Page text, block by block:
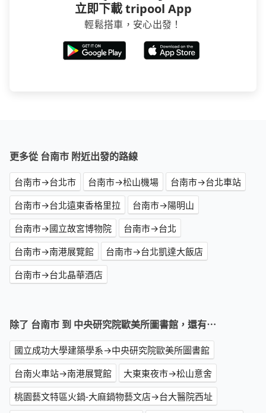
立即下載 tripool App
輕鬆搭車，安心出發！
更多從 台南市 附近出發的路線
台南市→台北市 台南市→松山機場
台南市→台北車站
台南市→台北遠東香格里拉
台南市→陽明山
台南市→國立故宮博物院
台南市→台北
台南市→南港展覽館
台南市→台北凱達大飯店
台南市→台北晶華酒店
除了 台南市 到 中央研究院歐美所圖書館，還有⋯
國立成功大學建築學系→中央研究院歐美所圖書館
台南火車站→南港展覽館
大東東夜市→松山意舍
桃園藝文特區火鍋-大麻鍋物藝文店→台大醫院西址